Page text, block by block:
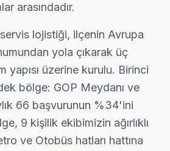
Tavsiyeleri
verileri (uygulama
güvenilirliği standartlarında Regal
Mahalle Bazlı Regal TV
Regal LED TV teknik
Hayrettin Paşa, Fevzi
arasındadır.
lojistiği, ilçenin Avrupa
yola çıkarak üç
yapısı üzerine kurulu. Birinci
bölge: GOP Meydanı ve
66 başvurunun %34'ini
9 kişilik ekibimizin ağırlıklı
ve Otobüs hatları hattına